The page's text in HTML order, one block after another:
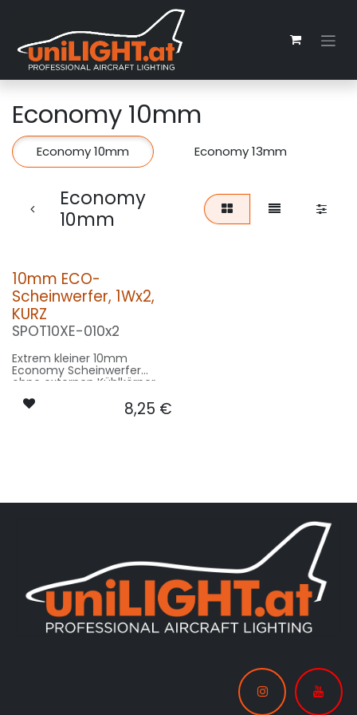
Economy 10mm
Economy 10mm Economy 13mm
Economy
10mm
10mm ECO-
Scheinwerfer, 1Wx2,
KURZ
SPOT10XE-010x2
Extrem kleiner 10mm
Economy Scheinwerfer
ohne externen Kühlkörper
8,25 €